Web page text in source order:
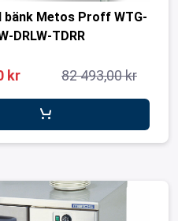
bänk Metos Proff WTG-
DRLW-TDRR
82 493,00 kr
kr